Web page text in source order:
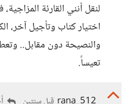
لنقل أنني القارئة
اختيار كتاب وتأجيل آخر،
والنصيحة دون مقابل..
تعيساً.